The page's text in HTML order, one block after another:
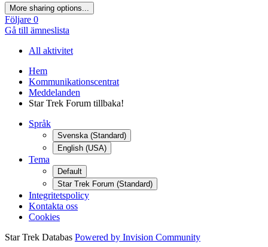
More sharing options...
Följare 0
Gå till ämneslista
All aktivitet
Hem
Kommunikationscentrat
Meddelanden
Star Trek Forum tillbaka!
Språk
Svenska (Standard)
English (USA)
Tema
Default
Star Trek Forum (Standard)
Integritetspolicy
Kontakta oss
Cookies
Star Trek Databas Powered by Invision Community